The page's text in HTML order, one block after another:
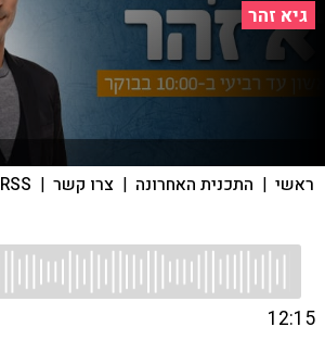
גיא זהר
ראשי | התכנית האחרונה | צרו קשר |
RSS
12:15